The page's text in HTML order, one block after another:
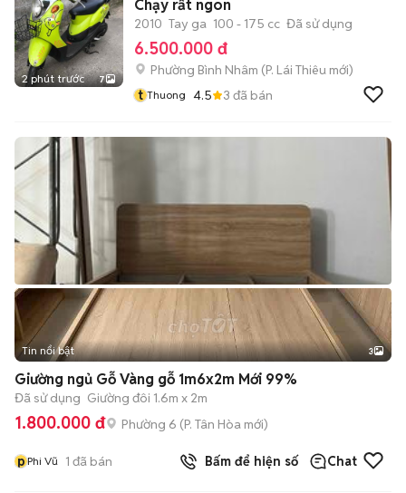
2 phút trước 7
Chạy rất ngon
2010 Tay ga 100 - 175 cc Đã sử dụng
6.500.000 đ
Phường Bình Nhâm (P. Lái Thiêu mới)
t Thuong 4.5 3 đã bán
Tin nổi bật 3
Giường ngủ Gỗ Vàng gỗ 1m6x2m Mới 99%
Đã sử dụng Giường đôi 1.6m x 2m
1.800.000 đ Phường 6 (P. Tân Hòa mới)
pPhi Vũ 1 đã bán Bấm để hiện số Chat